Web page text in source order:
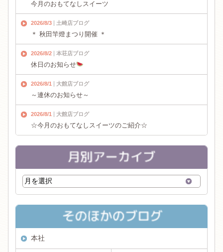
今月のおもてなしスイーツ
2026/8/3 土崎店ブログ
＊ 秋田竿燈まつり開催 ＊
2026/8/2 本荘店ブログ
休日のお知らせ
2026/8/1 大館店ブログ
～連休のお知らせ～
2026/8/1 大館店ブログ
☆今月のおもてなしスイーツのご紹介☆
本社